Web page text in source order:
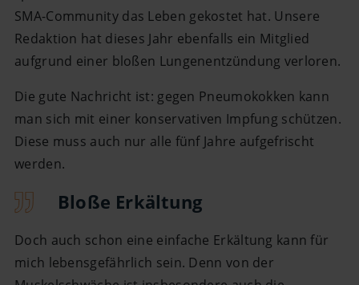
SMA-Community das Leben gekostet hat. Unsere
Redaktion hat dieses Jahr ebenfalls ein Mitglied
aufgrund einer bloßen Lungenentzündung verloren.
Die gute Nachricht ist: gegen Pneumokokken kann
man sich mit einer konservativen Impfung schützen.
Diese muss auch nur alle fünf Jahre aufgefrischt
werden.
Bloße Erkältung
Doch auch schon eine einfache Erkältung kann für
mich lebensgefährlich sein. Denn von der